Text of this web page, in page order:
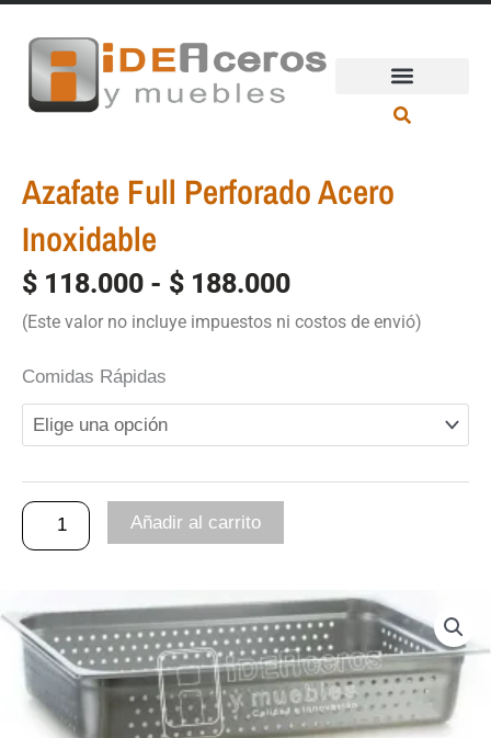
contenido
Azafate Full Perforado Acero
Inoxidable
$ 118.000 - $ 188.000
Rango
(Este valor no incluye impuestos ni costos de envió)
Comidas Rápidas
Azafate
Perforado
Acero
cantidad
Añadir al carrito